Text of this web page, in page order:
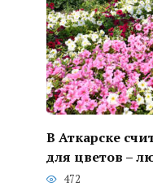
В Аткарске
для цветов –
472